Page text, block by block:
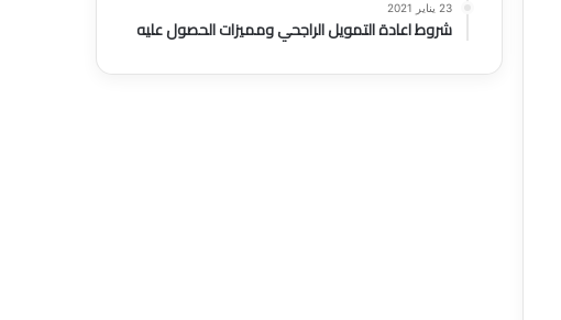
23 يناير 2021
شروط اعادة التمويل الراجحي ومميزات الحصول عليه